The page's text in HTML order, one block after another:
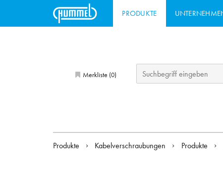
PRODUKTE
Merkliste (0)
Produkte Kabelverschraubungen Produkte